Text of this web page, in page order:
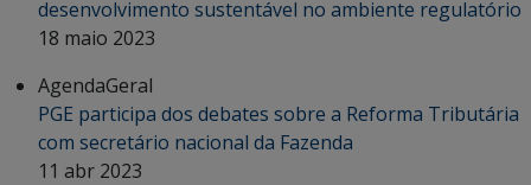
desenvolvimento sustentável no ambiente regulatório
18 maio 2023
AgendaGeral
PGE participa dos debates sobre a Reforma Tributária
com secretário nacional da Fazenda
11 abr 2023